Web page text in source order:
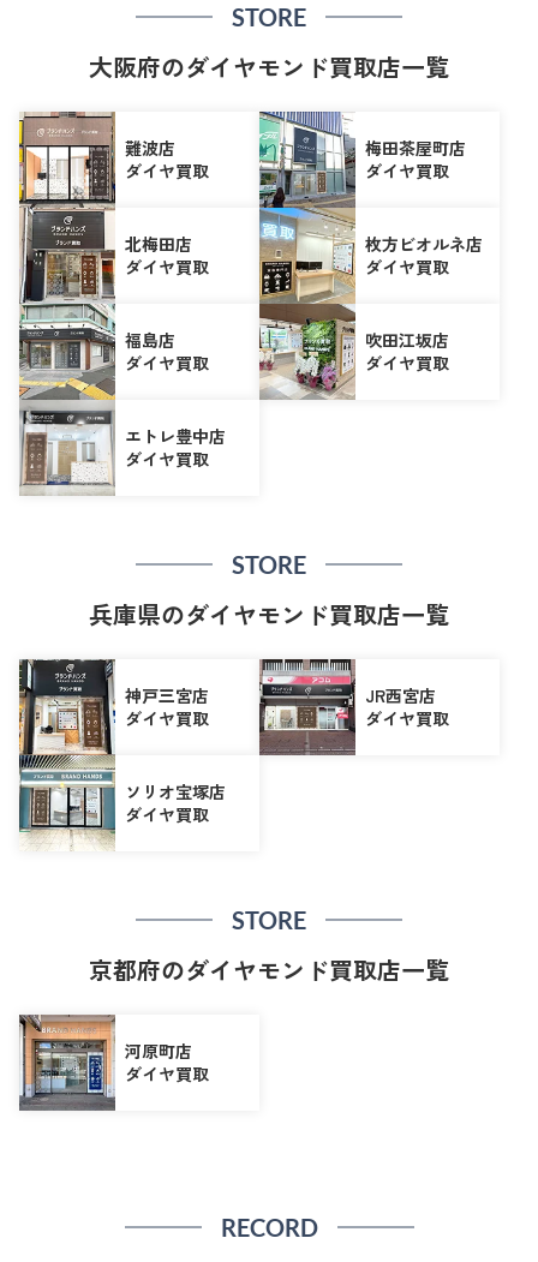
STORE
大阪府のダイヤモンド買取店一覧
難波店
ダイヤ買取
梅田茶屋町店
ダイヤ買取
北梅田店
ダイヤ買取
枚方ビオルネ店
ダイヤ買取
福島店
ダイヤ買取
吹田江坂店
ダイヤ買取
エトレ豊中店
ダイヤ買取
STORE
兵庫県のダイヤモンド買取店一覧
神戸三宮店
ダイヤ買取
JR西宮店
ダイヤ買取
ソリオ宝塚店
ダイヤ買取
STORE
京都府のダイヤモンド買取店一覧
河原町店
ダイヤ買取
RECORD